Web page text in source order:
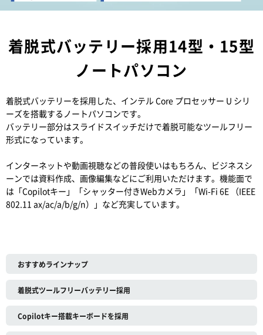
着脱式バッテリー採用14型・15型
ノートパソコン
着脱式バッテリーを採用した、インテル Core プロセッサー U シリ
ーズを搭載するノートパソコンです。
バッテリー部分はスライドスイッチだけで着脱可能なツールフリー
形式になっています。
インターネットや動画視聴などの普段使いはもちろん、ビジネスシ
ーンでは資料作成、画像編集などにご利用いただけます。機能面で
は「Copilotキー」「シャッター付きWebカメラ」「Wi-Fi 6E （IEEE
802.11 ax/ac/a/b/g/n）」など充実しています。
おすすめラインナップ
着脱式ツールフリーバッテリー採用
Copilotキー搭載キーボードを採用